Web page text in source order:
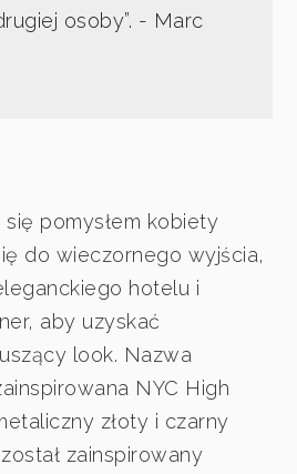
osoby”. - Marc
się pomysłem kobiety
do wieczornego wyjścia,
hotelu i
aby uzyskać
look. Nazwa
NYC High
złoty i czarny
zainspirowany